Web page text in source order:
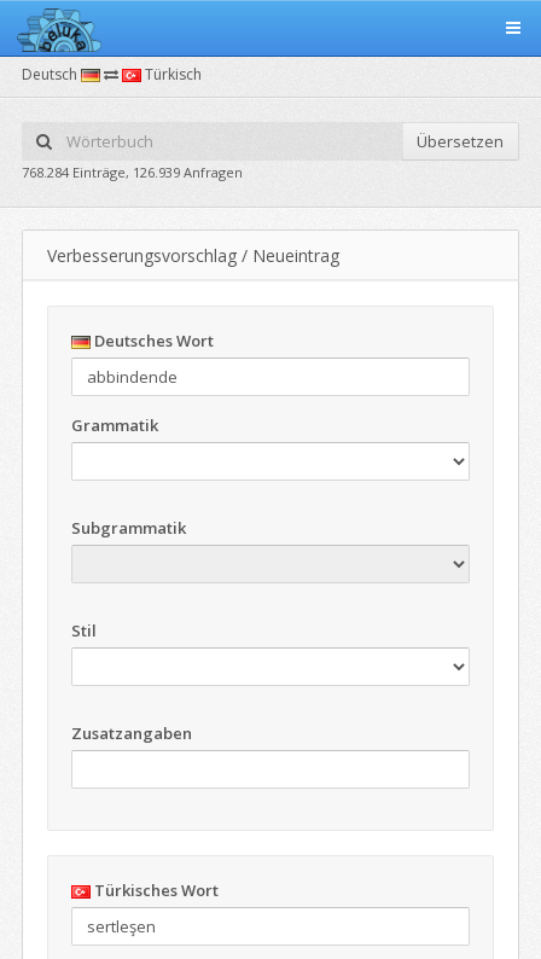
Deutsch Türkisch
Übersetzen
768.284 Einträge, 126.939 Anfragen
Verbesserungsvorschlag / Neueintrag
Deutsches Wort
Grammatik
Subgrammatik
Stil
Zusatzangaben
Türkisches Wort